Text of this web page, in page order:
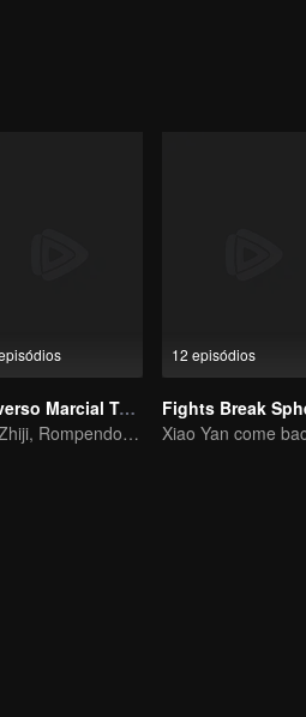
Universo Marcial Temporada 1
Wu Zhiji, Rompendo o Céu, Movendo o Céu e a Terra
12 episódios